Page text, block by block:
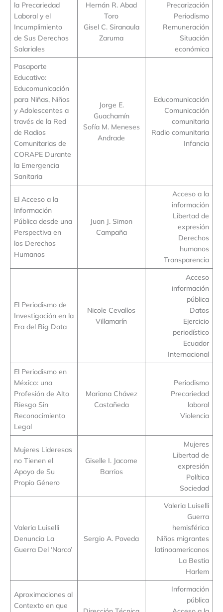
la Precariedad
Laboral y el
Incumplimiento
de Sus Derechos
Salariales
Hernán R. Abad
Toro
Gisel C. Siranaula
Zaruma
Precarización
Periodismo
Remuneración
Situación
económica
Pasaporte
Educativo:
Educomunicación
para Niñas, Niños
y Adolescentes a
través de la Red
de Radios
Comunitarias de
CORAPE Durante
la Emergencia
Sanitaria
Jorge E.
Guachamín
Sofía M. Meneses
Andrade
Educomunicación
Comunicación
comunitaria
Radio comunitaria
Infancia
El Acceso a la
Información
Pública desde una
Perspectiva en
los Derechos
Humanos
Juan J. Simon
Campaña
Acceso a la
información
Libertad de
expresión
Derechos
humanos
Transparencia
El Periodismo de
Investigación en la
Era del Big Data
Nicole Cevallos
Villamarín
Acceso
información
pública
Datos
Ejercicio
periodístico
Ecuador
Internacional
El Periodismo en
México: una
Profesión de Alto
Riesgo Sin
Reconocimiento
Legal
Mariana Chávez
Castañeda
Periodismo
Precariedad
laboral
Violencia
Mujeres Lideresas
no Tienen el
Apoyo de Su
Propio Género
Giselle I. Jacome
Barrios
Mujeres
Libertad de
expresión
Política
Sociedad
Valeria Luiselli
Denuncia La
Guerra Del ‘Narco’
Sergio A. Poveda
Valeria Luiselli
Guerra
hemisférica
Niños migrantes
latinoamericanos
La Bestia
Harlem
Aproximaciones al
Contexto en que
Información
pública